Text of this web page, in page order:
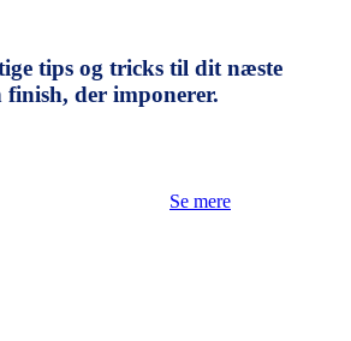
tips og tricks til dit næste
der imponerer.
Se mere